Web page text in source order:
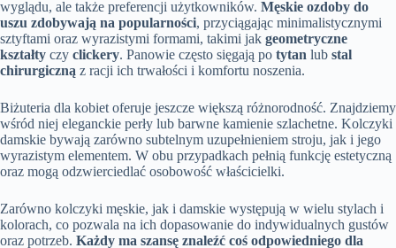
wyglądu, ale także preferencji użytkowników. Męskie ozdoby do
uszu zdobywają na popularności, przyciągając minimalistycznymi
sztyftami oraz wyrazistymi formami, takimi jak geometryczne
kształty czy clickery. Panowie często sięgają po tytan lub stal
chirurgiczną z racji ich trwałości i komfortu noszenia.
Biżuteria dla kobiet oferuje jeszcze większą różnorodność. Znajdziemy
wśród niej eleganckie perły lub barwne kamienie szlachetne. Kolczyki
damskie bywają zarówno subtelnym uzupełnieniem stroju, jak i jego
wyrazistym elementem. W obu przypadkach pełnią funkcję estetyczną
oraz mogą odzwierciedlać osobowość właścicielki.
Zarówno kolczyki męskie, jak i damskie występują w wielu stylach i
kolorach, co pozwala na ich dopasowanie do indywidualnych gustów
oraz potrzeb. Każdy ma szansę znaleźć coś odpowiedniego dla